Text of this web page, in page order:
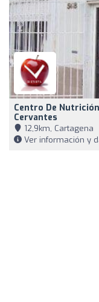
Centro De
Cervantes
12,9km, Cartagena
Ver información y